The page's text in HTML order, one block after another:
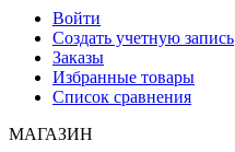
Войти
Создать учетную запись
Заказы
Избранные товары
Список сравнения
МАГАЗИН